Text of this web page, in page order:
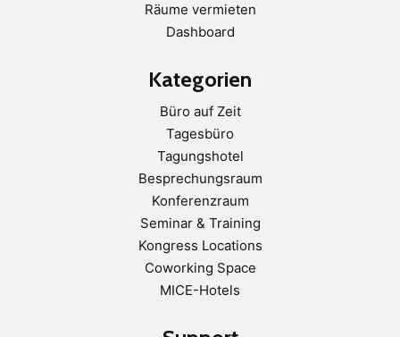
Räume vermieten
Dashboard
Kategorien
Büro auf Zeit
Tagesbüro
Tagungshotel
Besprechungsraum
Konferenzraum
Seminar & Training
Kongress Locations
Coworking Space
MICE-Hotels